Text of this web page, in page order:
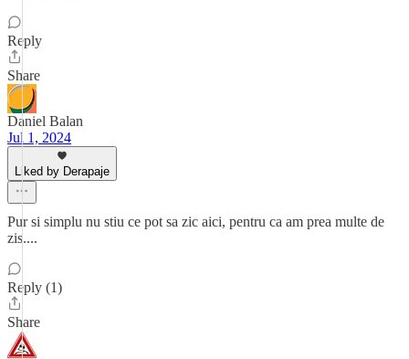
Reply
Share
Daniel Balan
Jul 1, 2024
Liked by Derapaje
Pur si simplu nu stiu ce pot sa zic aici, pentru ca am prea multe de
zis....
Reply (1)
Share